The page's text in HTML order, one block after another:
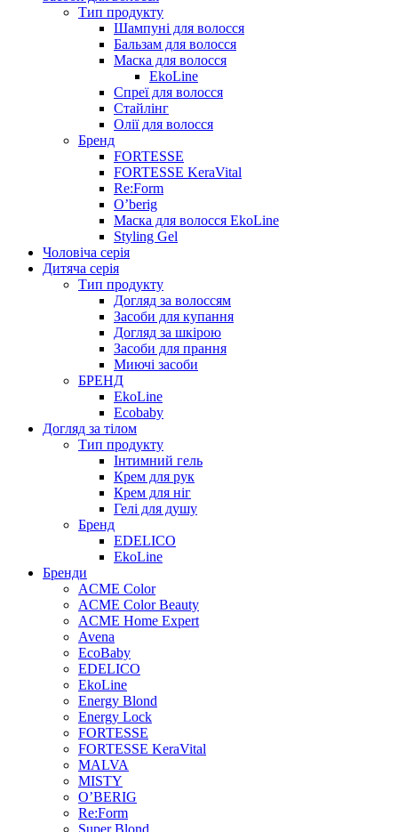
Тип продукту
Шампуні для волосся
Бальзам для волосся
Маска для волосся
EkoLine
Спреї для волосся
Стайлінг
Олії для волосся
Бренд
FORTESSE
FORTESSE KeraVital
Re:Form
O’berig
Маска для волосся EkoLine
Styling Gel
Чоловіча серія
Дитяча серія
Тип продукту
Догляд за волоссям
Засоби для купання
Догляд за шкірою
Засоби для прання
Миючі засоби
БРЕНД
EkoLine
Ecobaby
Догляд за тілом
Тип продукту
Інтимний гель
Крем для рук
Крем для ніг
Гелі для душу
Бренд
EDELICO
EkoLine
Бренди
ACME Color
ACME Color Beauty
ACME Home Expert
Avena
EcoBaby
EDELICO
EkoLine
Energy Blond
Energy Lock
FORTESSE
FORTESSE KeraVital
MALVA
MISTY
O’BERIG
Re:Form
Super Blond